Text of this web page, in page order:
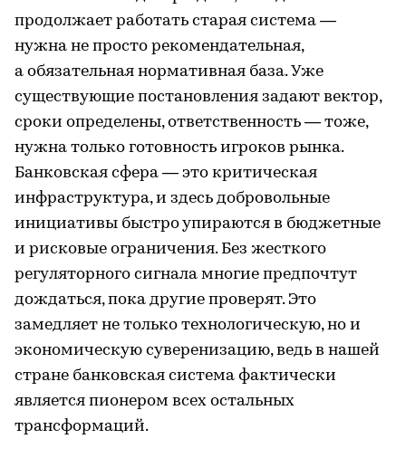
продолжает работать старая система —
нужна не просто рекомендательная,
а обязательная нормативная база. Уже
существующие постановления задают вектор,
сроки определены, ответственность — тоже,
нужна только готовность игроков рынка.
Банковская сфера — это критическая
инфраструктура, и здесь добровольные
инициативы быстро упираются в бюджетные
и рисковые ограничения. Без жесткого
регуляторного сигнала многие предпочтут
дождаться, пока другие проверят. Это
замедляет не только технологическую, но и
экономическую суверенизацию, ведь в нашей
стране банковская система фактически
является пионером всех остальных
трансформаций.